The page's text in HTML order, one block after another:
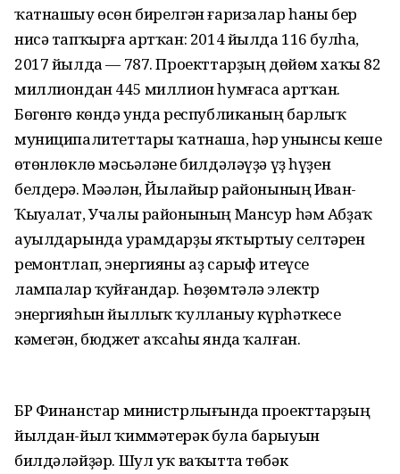
ҡатнашыу өсөн бирелгән ғаризалар һаны бер
нисә тапҡырға артҡан: 2014 йылда 116 булһа,
2017 йылда — 787. Проекттарҙың дөйөм хаҡы 82
миллиондан 445 миллион һумғаса артҡан.
Бөгөнгө көндә унда республиканың барлыҡ
муниципалитеттары ҡатнаша, һәр унынсы кеше
өҫтөнлөклө мәсьәләне билдәләүҙә үҙ һүҙен
белдерә. Мәҫәлән, Йылайыр районының Иван-
Ҡыуалат, Учалы районының Мансур һәм Абҙаҡ
ауылдарында урамдарҙы яҡтыртыу селтәрен
ремонтлап, энергияны аҙ сарыф итеүсе
лампалар ҡуйғандар. Һөҙөмтәлә электр
энергияһын йыллыҡ ҡулланыу күрһәткесе
кәмегән, бюджет аҡсаһы янда ҡалған.
БР Финанстар министрлығында проекттарҙың
йылдан-йыл ҡиммәтерәк була барыуын
билдәләйҙәр. Шул уҡ ваҡытта төбәк